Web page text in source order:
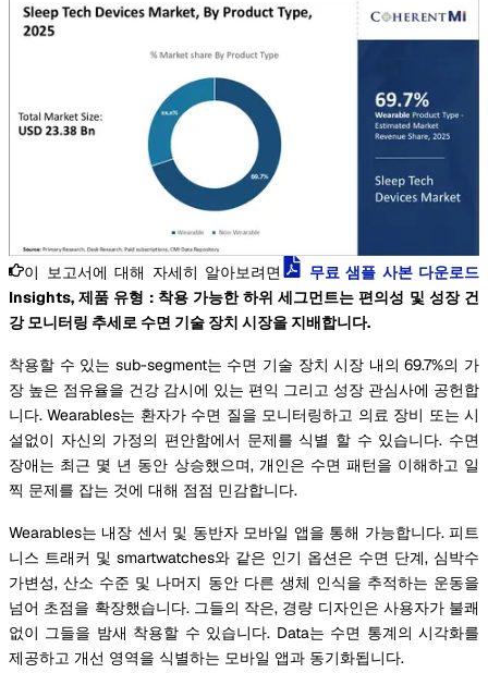
이 보고서에 대해 자세히 알아보려면
무료 샘플 사본 다운로드
Insights, 제품 유형 : 착용 가능한 하위 세그먼트는 편의성 및 성장 건
강 모니터링 추세로 수면 기술 장치 시장을 지배합니다.
착용할 수 있는 sub-segment는 수면 기술 장치 시장 내의 69.7%의 가
장 높은 점유율을 건강 감시에 있는 편익 그리고 성장 관심사에 공헌합
니다. Wearables는 환자가 수면 질을 모니터링하고 의료 장비 또는 시
설없이 자신의 가정의 편안함에서 문제를 식별 할 수 있습니다. 수면
장애는 최근 몇 년 동안 상승했으며, 개인은 수면 패턴을 이해하고 일
찍 문제를 잡는 것에 대해 점점 민감합니다.
Wearables는 내장 센서 및 동반자 모바일 앱을 통해 가능합니다. 피트
니스 트래커 및 smartwatches와 같은 인기 옵션은 수면 단계, 심박수
가변성, 산소 수준 및 나머지 동안 다른 생체 인식을 추적하는 운동을
넘어 초점을 확장했습니다. 그들의 작은, 경량 디자인은 사용자가 불쾌
없이 그들을 밤새 착용할 수 있습니다. Data는 수면 통계의 시각화를
제공하고 개선 영역을 식별하는 모바일 앱과 동기화됩니다.